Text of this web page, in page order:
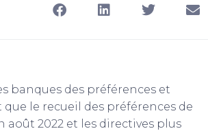
banques des préférences et
le recueil des préférences de
2022 et les directives plus